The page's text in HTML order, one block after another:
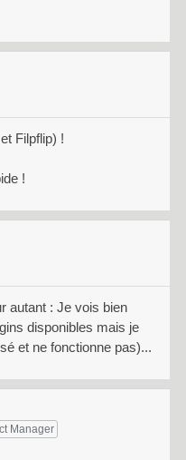
Filpflip) !
!
autant : Je vois bien
disponibles mais je
et ne fonctionne pas)...
Manager